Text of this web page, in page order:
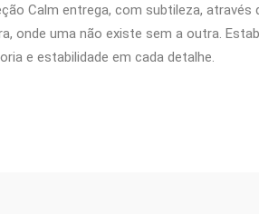
Calm entrega, com subtileza,
onde uma não existe sem a outra.
e estabilidade em cada detalhe.